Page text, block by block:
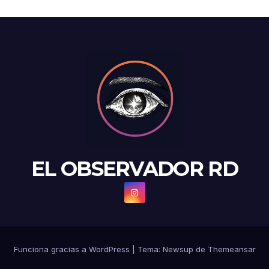
EL OBSERVADOR RD
Funciona gracias a WordPress Tema: Newsup de Themeansar